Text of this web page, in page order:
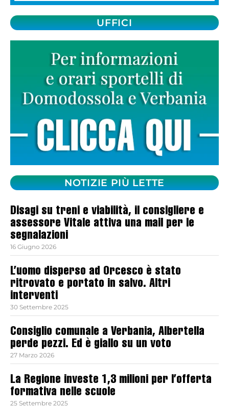
UFFICI
NOTIZIE PIÙ LETTE
Disagi su treni e viabilità, il consigliere e
assessore Vitale attiva una mail per le
segnalazioni
16 Giugno 2026
L’uomo disperso ad Orcesco è stato
ritrovato e portato in salvo. Altri
interventi
30 Settembre 2025
Consiglio comunale a Verbania, Albertella
perde pezzi. Ed è giallo su un voto
27 Marzo 2026
La Regione investe 1,3 milioni per l’offerta
formativa nelle scuole
25 Settembre 2025